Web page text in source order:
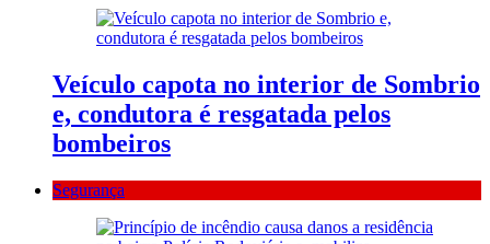
Veículo capota no interior de Sombrio
e, condutora é resgatada pelos
bombeiros
Segurança